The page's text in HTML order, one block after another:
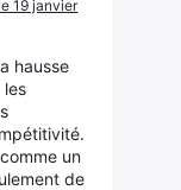
19 janvier
hausse
les
un
de